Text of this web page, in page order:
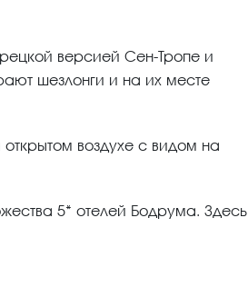
версией Сен-Тропе и
шезлонги и на их месте
воздухе с видом на
5* отелей Бодрума. Здесь